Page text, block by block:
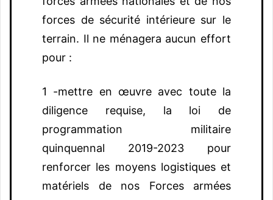
forces de sécurité intérieure sur le
terrain. Il ne ménagera aucun effort
pour :
1 -mettre en œuvre avec toute la
diligence requise, la loi de
programmation militaire
quinquennal 2019-2023 pour
renforcer les moyens logistiques et
matériels de nos Forces armées